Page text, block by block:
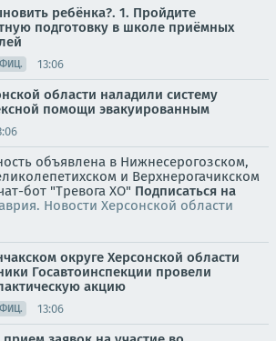
ребёнка?. 1. Пройдите
подготовку в школе приёмных
13:06
области наладили систему
помощи эвакуированным
объявлена в Нижнесерогозском,
и Верхнерогачикском
бот "Тревога ХО" Подписаться на
Новости Херсонской области
округе Херсонской области
Госавтоинспекции провели
акцию
13:06